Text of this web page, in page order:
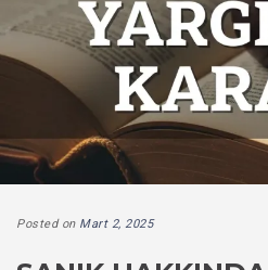
Posted on Mart 2, 2025